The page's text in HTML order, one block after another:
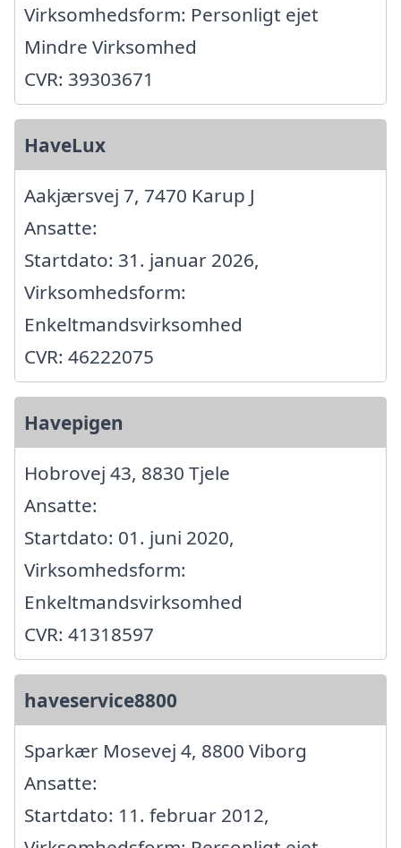
Virksomhedsform: Personligt ejet
Mindre Virksomhed
CVR: 39303671
HaveLux
Aakjærsvej 7, 7470 Karup J
Ansatte:
Startdato: 31. januar 2026,
Virksomhedsform:
Enkeltmandsvirksomhed
CVR: 46222075
Havepigen
Hobrovej 43, 8830 Tjele
Ansatte:
Startdato: 01. juni 2020,
Virksomhedsform:
Enkeltmandsvirksomhed
CVR: 41318597
haveservice8800
Sparkær Mosevej 4, 8800 Viborg
Ansatte:
Startdato: 11. februar 2012,